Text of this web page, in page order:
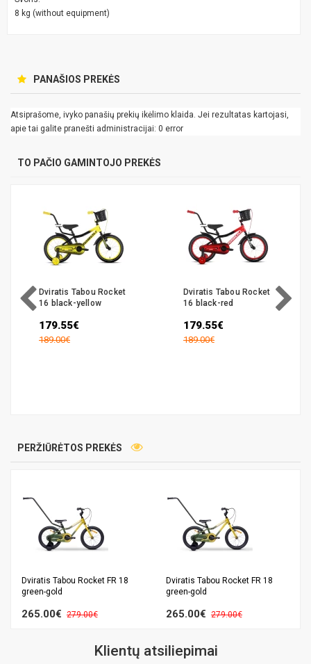
8 kg (without equipment)
PANAŠIOS PREKĖS
Atsiprašome, ivyko panašių prekių ikėlimo klaida. Jei rezultatas kartojasi,
apie tai galite pranešti administracijai: 0 error
TO PAČIO GAMINTOJO PREKĖS
Dviratis Tabou Rocket
16 black-red
179.55€
189.00€
Dviratis Tabou Miss
16 melrose-lavender
179.55€
189.00€
PERŽIŪRĖTOS PREKĖS
Dviratis Tabou Rocket FR 18
green-gold
265.00€ 279.00€
Dviratis Tabou Rocket FR 18
green-gold
265.00€ 279.00€
Klientų atsiliepimai